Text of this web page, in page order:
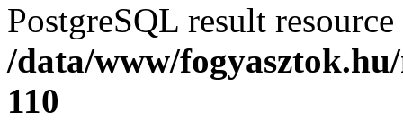
PostgreSQL result
/data/www/
110